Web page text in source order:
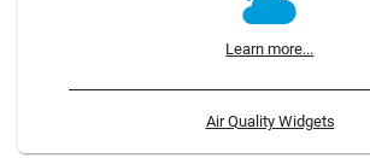
Learn more...
Air Quality Widgets